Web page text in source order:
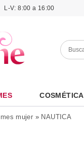
L-V: 8:00 a 16:00
COSMÉTICA
mujer » NAUTICA